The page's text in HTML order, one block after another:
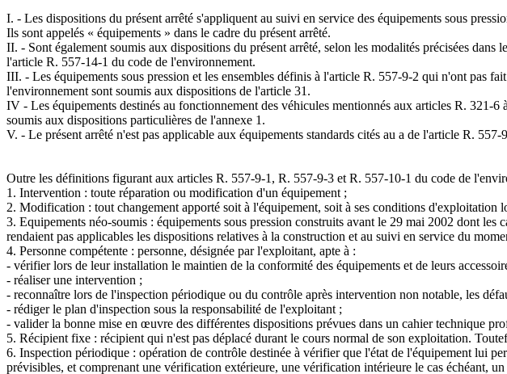
I. - Les dispositions du présent arrêté s'appliquent au suivi en service des équipements sous
Ils sont appelés « équipements » dans le cadre du présent arrêté.
II. - Sont également soumis aux dispositions du présent arrêté, selon les modalités précisées
l'article R. 557-14-1 du code de l'environnement.
III. - Les équipements sous pression et les ensembles définis à l'article R. 557-9-2 qui n'ont pas
l'environnement sont soumis aux dispositions de l'article 31.
IV - Les équipements destinés au fonctionnement des véhicules mentionnés aux articles R. 321-
soumis aux dispositions particulières de l'annexe 1.
V. - Le présent arrêté n'est pas applicable aux équipements standards cités au a de l'article R.
Outre les définitions figurant aux articles R. 557-9-1, R. 557-9-3 et R. 557-10-1 du code de
1. Intervention : toute réparation ou modification d'un équipement ;
2. Modification : tout changement apporté soit à l'équipement, soit à ses conditions d'exploitation
3. Equipements néo-soumis : équipements sous pression construits avant le 29 mai 2002 dont
rendaient pas applicables les dispositions relatives à la construction et au suivi en service du
4. Personne compétente : personne, désignée par l'exploitant, apte à :
- vérifier lors de leur installation le maintien de la conformité des équipements et de leurs
- réaliser une intervention ;
- reconnaître lors de l'inspection périodique ou du contrôle après intervention non notable, les
- rédiger le plan d'inspection sous la responsabilité de l'exploitant ;
- valider la bonne mise en œuvre des différentes dispositions prévues dans un cahier technique
5. Récipient fixe : récipient qui n'est pas déplacé durant le cours normal de son exploitation.
6. Inspection périodique : opération de contrôle destinée à vérifier que l'état de l'équipement lui
prévisibles, et comprenant une vérification extérieure, une vérification intérieure le cas échéant,